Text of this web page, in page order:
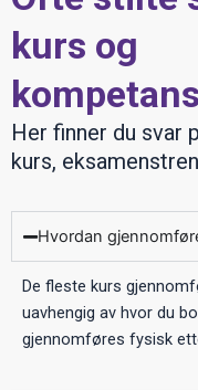
kurs og
Her finner du svar
kurs,
Hvordan
De fleste kurs
uavhengig av hvor du
gjennomføres fysisk